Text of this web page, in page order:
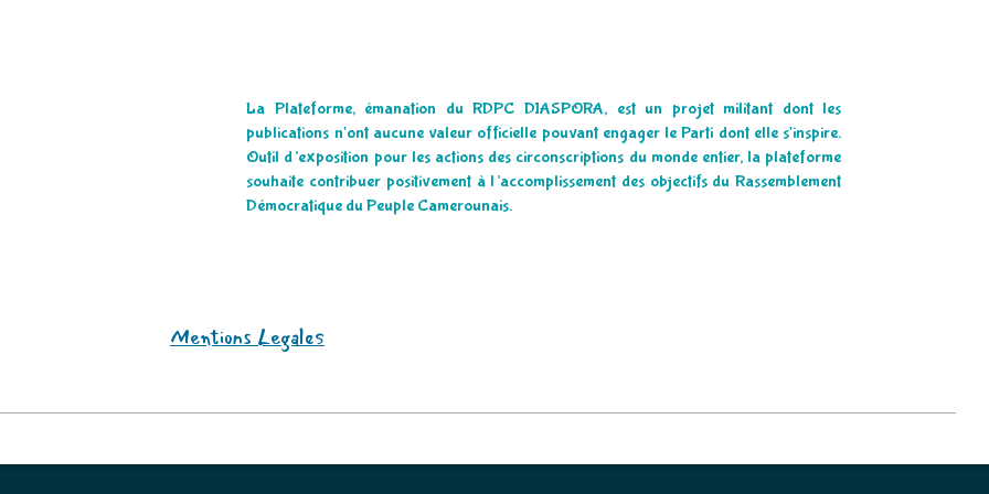
La Plateforme, émanation du RDPC DIASPORA, est un projet militant dont les
publications n'ont aucune valeur officielle pouvant engager le Parti dont elle s'inspire.
Outil d’exposition pour les actions des circonscriptions du monde entier, la plateforme
souhaite contribuer positivement à l’accomplissement des objectifs du Rassemblement
Démocratique du Peuple Camerounais.
Mentions Legales